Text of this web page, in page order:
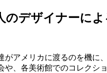
デザイナーによ
アメリカに渡るのを機
、各美術館でのコレク